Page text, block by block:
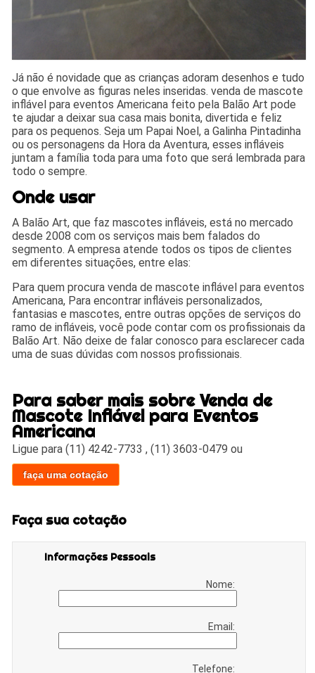
Já não é novidade que as crianças adoram desenhos e tudo
o que envolve as figuras neles inseridas. venda de mascote
inflável para eventos Americana feito pela Balão Art pode
te ajudar a deixar sua casa mais bonita, divertida e feliz
para os pequenos. Seja um Papai Noel, a Galinha Pintadinha
ou os personagens da Hora da Aventura, esses infláveis
juntam a família toda para uma foto que será lembrada para
todo o sempre.
Onde usar
A Balão Art, que faz mascotes infláveis, está no mercado
desde 2008 com os serviços mais bem falados do
segmento. A empresa atende todos os tipos de clientes
em diferentes situações, entre elas:
Para quem procura venda de mascote inflável para eventos
Americana, Para encontrar infláveis personalizados,
fantasias e mascotes, entre outras opções de serviços do
ramo de infláveis, você pode contar com os profissionais da
Balão Art. Não deixe de falar conosco para esclarecer cada
uma de suas dúvidas com nossos profissionais.
Para saber mais sobre Venda de
Mascote Inflável para Eventos
Americana
Ligue para(11) 4242-7733 ,(11) 3603-0479 ou
faça uma cotação
Faça sua cotação
Informações Pessoais
Nome:
Email:
Telefone: